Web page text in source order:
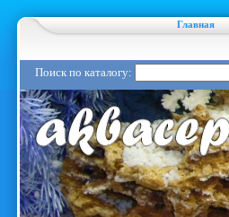
Главная
Поиск по каталогу: